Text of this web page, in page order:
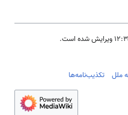
ملل تکذیب‌نامه‌ها